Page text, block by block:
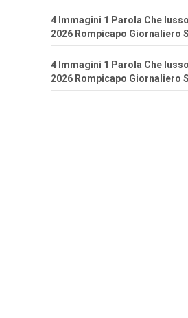
4 Immagini 1 Parola Che
2026 Rompicapo Giornaliero
4 Immagini 1 Parola Che
2026 Rompicapo Giornaliero